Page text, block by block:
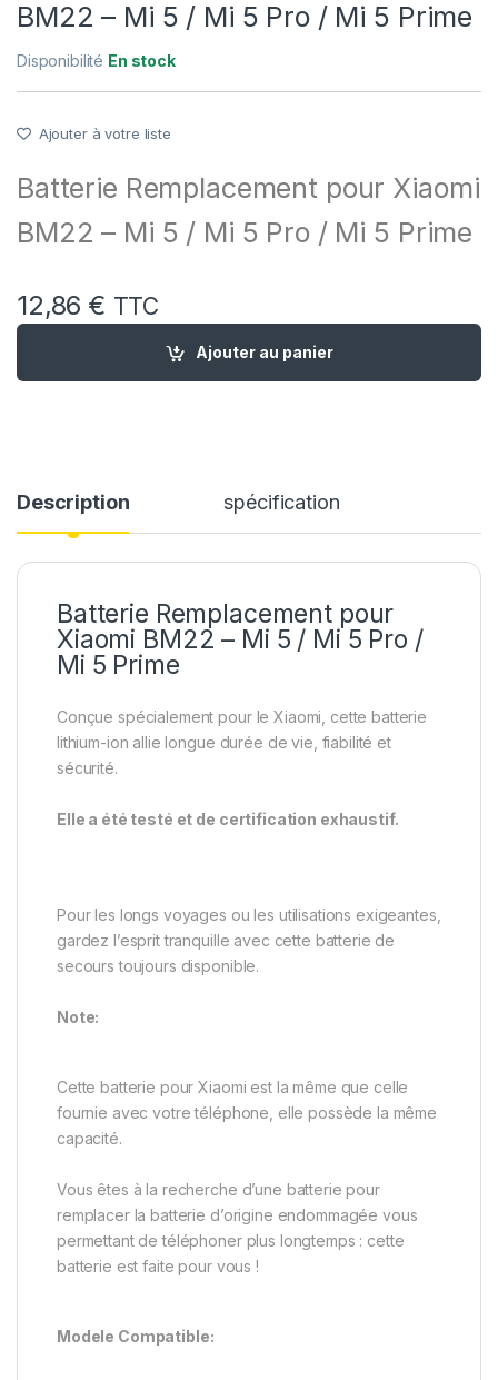
BM22 – Mi 5 / Mi 5 Pro / Mi 5 Prime
Disponibilité En stock
Ajouter à votre liste
Batterie Remplacement pour Xiaomi
BM22 – Mi 5 / Mi 5 Pro / Mi 5 Prime
12,86 € TTC
quantité de Batterie Remplacement pour Xiaomi BM22 - Mi 5
Ajouter au panier
Description spécification
Batterie Remplacement pour
Xiaomi BM22 – Mi 5 / Mi 5 Pro /
Mi 5 Prime
Conçue spécialement pour le Xiaomi, cette batterie
lithium-ion allie longue durée de vie, fiabilité et
sécurité.
Elle a été testé et de certification exhaustif.
Pour les longs voyages ou les utilisations exigeantes,
gardez l’esprit tranquille avec cette batterie de
secours toujours disponible.
Note:
Cette batterie pour Xiaomi est la même que celle
fournie avec votre téléphone, elle possède la même
capacité.
Vous êtes à la recherche d’une batterie pour
remplacer la batterie d’origine endommagée vous
permettant de téléphoner plus longtemps : cette
batterie est faite pour vous !
Modele Compatible: